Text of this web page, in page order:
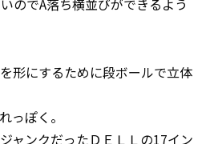
のでA落ち横並びができるよう
形にするために段ボールで立体
っぽく。
ャンクだったＤＥＬＬの17イン